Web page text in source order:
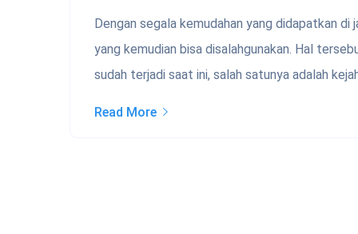
Dengan segala kemudahan yang didapatkan
yang kemudian bisa disalahgunakan. Hal
sudah terjadi saat ini, salah satunya adalah
Read More